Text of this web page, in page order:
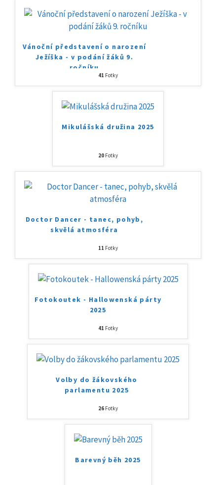
Vánoční představení o narození
Ježíška - v podání žáků 9.
ročníku
41 Fotky
Mikulášská družina 2025
20 Fotky
Doctor Dancer - tanec, pohyb,
skvělá atmosféra
11 Fotky
Fotokoutek - Hallowenská párty
2025
41 Fotky
Volby do žákovského
parlamentu 2025
26 Fotky
Barevný běh 2025